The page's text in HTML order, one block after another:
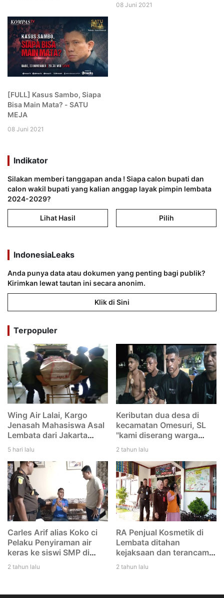
08 Juni 2021
[FULL] Kasus Sambo, Siapa
Bisa Main Mata? - SATU
MEJA
08 Juni 2021
Indikator
Silakan memberi tanggapan anda ! Siapa calon bupati dan
calon wakil bupati yang kalian anggap layak pimpin lembata
2024-2029?
Lihat Hasil Pilih
IndonesiaLeaks
Anda punya data atau dokumen yang penting bagi publik?
Kirimkan lewat tautan ini secara anonim.
Klik di Sini
Terpopuler
Wing Air Lalai, Kargo
Jenasah Mahasiswa Asal
Lembata dari Jakarta
menuju Larantuka
tertinggal di Bandara
Eltari Kupang
5 hari lalu
Keributan dua desa di
kecamatan Omesuri, SL
"kami diserang warga
Leubatang, dan kami
duga mereka melakukan
dengan rencana. Saya
tidak tikam Iwan"
2 tahun lalu
Carles Arif alias Koko ci
Pelaku Penyiraman air
keras ke siswi SMP di
Lembata di tangkap Polisi
2 tahun lalu
RA Penjual Kosmetik di
Lembata ditahan
kejaksaan dan terancam
12 tahun penjara
2 tahun lalu